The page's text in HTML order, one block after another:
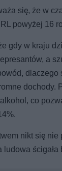
się, że w
powyżej 16
gdy w kraju
a
dochody.
co
nikt się nie
ludowa